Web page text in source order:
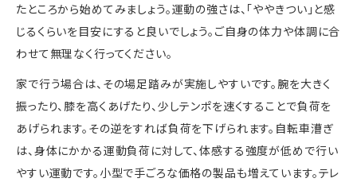
たところから始めてみましょう。運動の強さは、「ややきつい」と感
じるくらいを目安にすると良いでしょう。ご自身の体力や体調に合
わせて無理なく行ってください。
家で行う場合は、その場足踏みが実施しやすいです。腕を大きく
振ったり、膝を高くあげたり、少しテンポを速くすることで負荷を
あげられます。その逆をすれば負荷を下げられます。自転車漕ぎ
は、身体にかかる運動負荷に対して、体感する強度が低めで行い
やすい運動です。小型で手ごろな価格の製品も増えています。テレ